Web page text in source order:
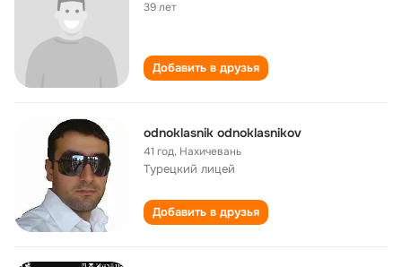
39 лет
Добавить в друзья
odnoklasnik odnoklasnikov
41 год, Нахичевань
Турецкий лицей
Добавить в друзья